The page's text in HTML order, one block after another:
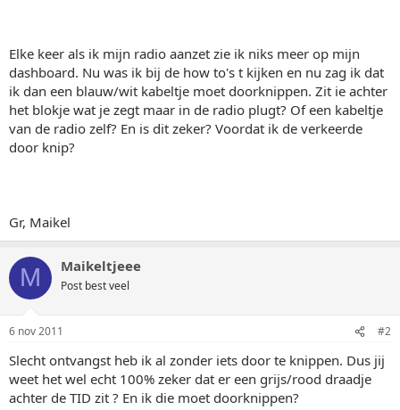
Elke keer als ik mijn radio aanzet zie ik niks meer op mijn
dashboard. Nu was ik bij de how to's t kijken en nu zag ik dat
ik dan een blauw/wit kabeltje moet doorknippen. Zit ie achter
het blokje wat je zegt maar in de radio plugt? Of een kabeltje
van de radio zelf? En is dit zeker? Voordat ik de verkeerde
door knip?
Gr, Maikel
M Maikeltjeee
Post best veel
6 nov 2011 #2
Slecht ontvangst heb ik al zonder iets door te knippen. Dus jij
weet het wel echt 100% zeker dat er een grijs/rood draadje
achter de TID zit ? En ik die moet doorknippen?